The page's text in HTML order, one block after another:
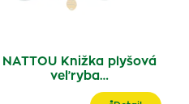
NATTOU Knižka plyšová
veľryba…